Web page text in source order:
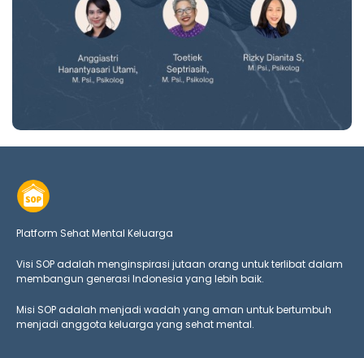
Platform Sehat Mental Keluarga
Visi SOP adalah menginspirasi jutaan orang untuk terlibat dalam
membangun generasi Indonesia yang lebih baik.
Misi SOP adalah menjadi wadah yang aman untuk bertumbuh
menjadi anggota keluarga yang sehat mental.